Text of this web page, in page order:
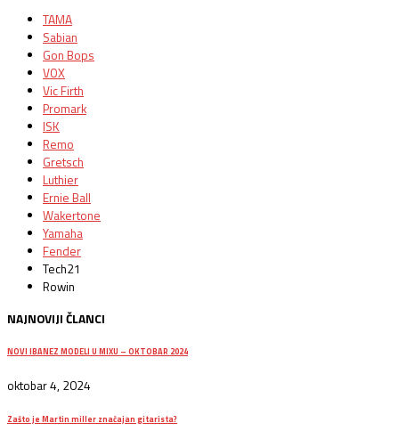
TAMA
Sabian
Gon Bops
VOX
Vic Firth
Promark
ISK
Remo
Gretsch
Luthier
Ernie Ball
Wakertone
Yamaha
Fender
Tech21
Rowin
NAJNOVIJI ČLANCI
NOVI IBANEZ MODELI U MIXU – OKTOBAR 2024
oktobar 4, 2024
Zašto je Martin miller značajan gitarista?